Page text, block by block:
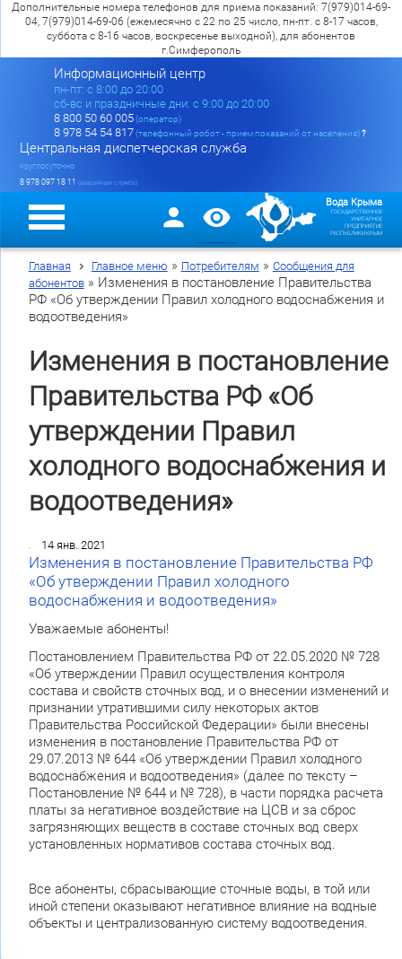
Дополнительные номера телефонов для приема показаний: 7(979)014-69-
04, 7(979)014-69-06 (ежемесячно с 22 по 25 число, пн-пт. с 8-17 часов,
суббота с 8-16 часов, воскресенье выходной), для абонентов
г.Симферополь
Информационный центр
пн-пт: c 8:00 до 20:00
сб-вс и праздничные дни: с 9:00 до 20:00
8 800 50 60 005(оператор)
8 978 54 54 817(телефонный робот - прием показаний от населения)?
Центральная диспетчерская служба
круглосуточно
8 978 097 18 11 (аварийная служба)
Вода Крыма
ГОСУДАРСТВЕННОЕ
УНИТАРНОЕ
ПРЕДПРИЯТИЕ
РЕСПУБЛИКИ КРЫМ
Главная Главное меню » Потребителям » Сообщения для
абонентов» Изменения в постановление Правительства
РФ «Об утверждении Правил холодного водоснабжения и
водоотведения»
Изменения в постановление
Правительства РФ «Об
утверждении Правил
холодного водоснабжения и
водоотведения»
14 янв. 2021
Изменения в постановление Правительства РФ
«Об утверждении Правил холодного
водоснабжения и водоотведения»
Уважаемые абоненты!
Постановлением Правительства РФ от 22.05.2020 № 728
«Об утверждении Правил осуществления контроля
состава и свойств сточных вод, и о внесении изменений и
признании утратившими силу некоторых актов
Правительства Российской Федерации» были внесены
изменения в постановление Правительства РФ от
29.07.2013 № 644 «Об утверждении Правил холодного
водоснабжения и водоотведения» (далее по тексту –
Постановление № 644 и № 728), в части порядка расчета
платы за негативное воздействие на ЦСВ и за сброс
загрязняющих веществ в составе сточных вод сверх
установленных нормативов состава сточных вод.
Все абоненты, сбрасывающие сточные воды, в той или
иной степени оказывают негативное влияние на водные
объекты и централизованную систему водоотведения.